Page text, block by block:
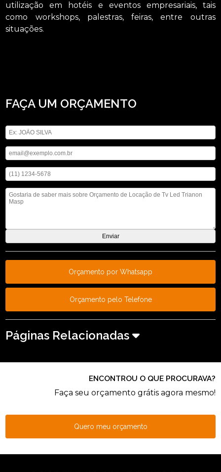
utilização em hotéis e eventos empresariais, tais
como workshops, palestras, feiras, entre outras
situações.
FAÇA UM ORÇAMENTO
Orçamento por Whatsapp
Orçamento pelo Telefone
Páginas Relacionadas
ENCONTROU O QUE PROCURAVA?
Faça seu orçamento grátis agora mesmo!
Quero meu orçamento